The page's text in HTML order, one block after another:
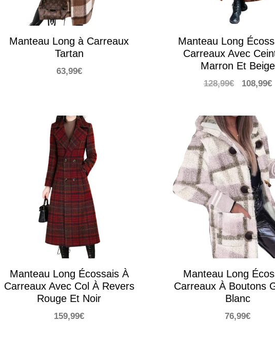
Manteau Long à Carreaux
Tartan
63,99€
Manteau Long
Carreaux Avec
Marron Et Beige
128,99€
Le
était :
128,99€.
108,99€
Manteau Long Écossais À
Carreaux Avec Col À Revers
Rouge Et Noir
159,99€
Manteau Long
Carreaux À Boutons
Blanc
76,99€